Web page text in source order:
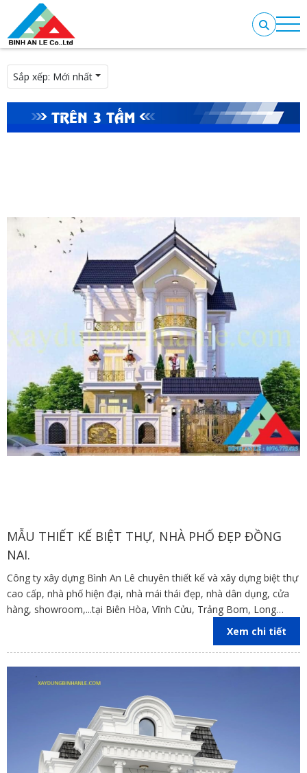
Sắp xếp: Mới nhất
TRÊN 3 TẤM
MẪU THIẾT KẾ BIỆT THỰ, NHÀ PHỐ ĐẸP ĐỒNG
NAI.
Công ty xây dựng Bình An Lê chuyên thiết kế và xây dựng biệt thự
cao cấp, nhà phố hiện đại, nhà mái thái đẹp, nhà dân dụng, cửa
hàng, showroom,...tại Biên Hòa, Vĩnh Cửu, Trảng Bom, Long
Thành,Nhơn Trạch , Định Quán, Cẩm Mỹ, Tân Phú, Xuân Lộc ,
Xem chi tiết